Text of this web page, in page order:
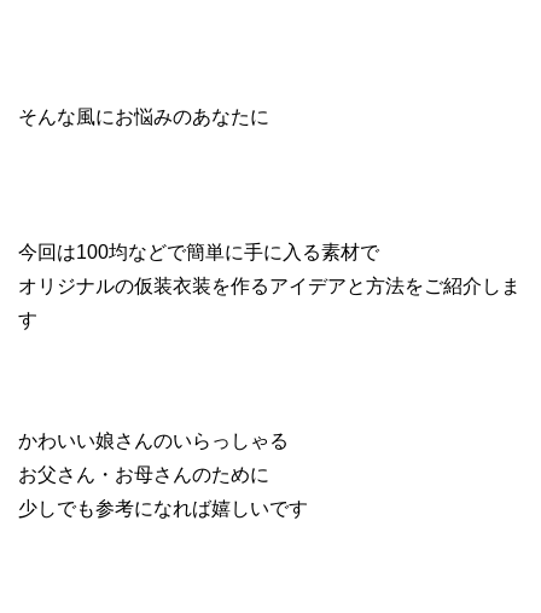
そんな風にお悩みのあなたに
今回は100均などで簡単に手に入る素材で
オリジナルの仮装衣装を作るアイデアと方法をご紹介しま
す
かわいい娘さんのいらっしゃる
お父さん・お母さんのために
少しでも参考になれば嬉しいです